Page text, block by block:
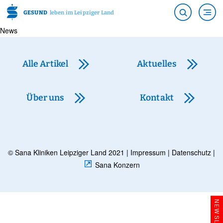
GESUND leben im Leipziger Land
News
Alle Artikel Aktuelles
Über uns Kontakt
© Sana Kliniken Leipziger Land 2021 | Impressum | Datenschutz |
Sana Konzern